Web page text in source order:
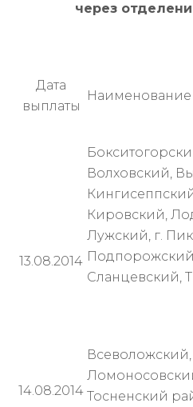
через
Дата
выплаты
13.08.2014
Волховский,
Кировский,
Лужский, г.
Сланцевский,
14.08.2014 Тосненский